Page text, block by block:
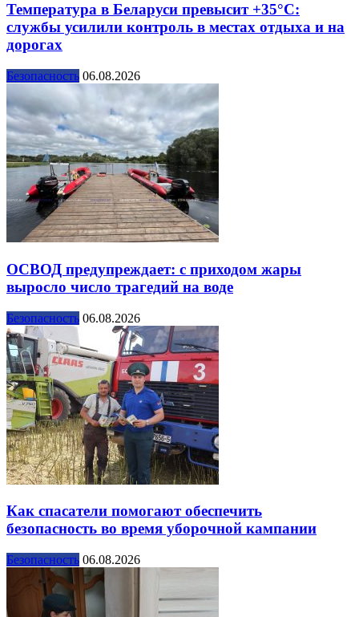
Температура в Беларуси превысит +35°С:
службы усилили контроль в местах отдыха и на
дорогах
Безопасность 06.08.2026
ОСВОД предупреждает: с приходом жары
выросло число трагедий на воде
Безопасность 06.08.2026
Как спасатели помогают обеспечить
безопасность во время уборочной кампании
Безопасность 06.08.2026